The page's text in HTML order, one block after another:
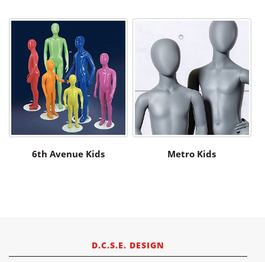
6th Avenue Kids Metro Kids
D.C.S.E. DESIGN